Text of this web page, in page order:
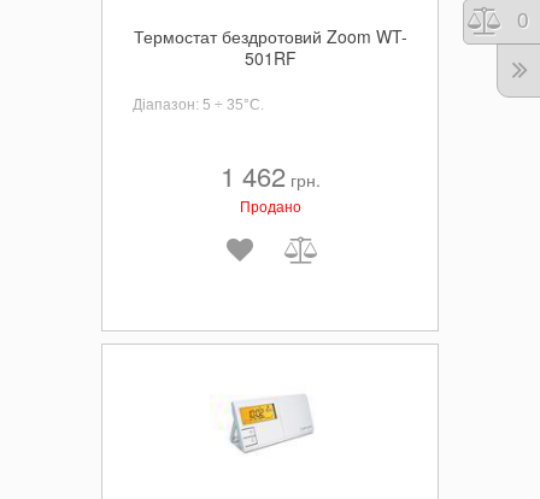
Термостат бездротовий Zoom WT-
501RF
Діапазон: 5 ÷ 35°C.
1 462грн.
Продано
0